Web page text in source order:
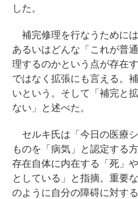
した。
補完修理を行なうために
あるいはどんな「これが普
理するのかという点が存在
ではなく拡張にも言える。
いという。そして「補完と
ない」と述べた。
セルキ氏は「今日の医療
ものを「病気」と認定する
存在自体に内在する「死」
としている」と指摘。重要
のように自分の障碍に対す